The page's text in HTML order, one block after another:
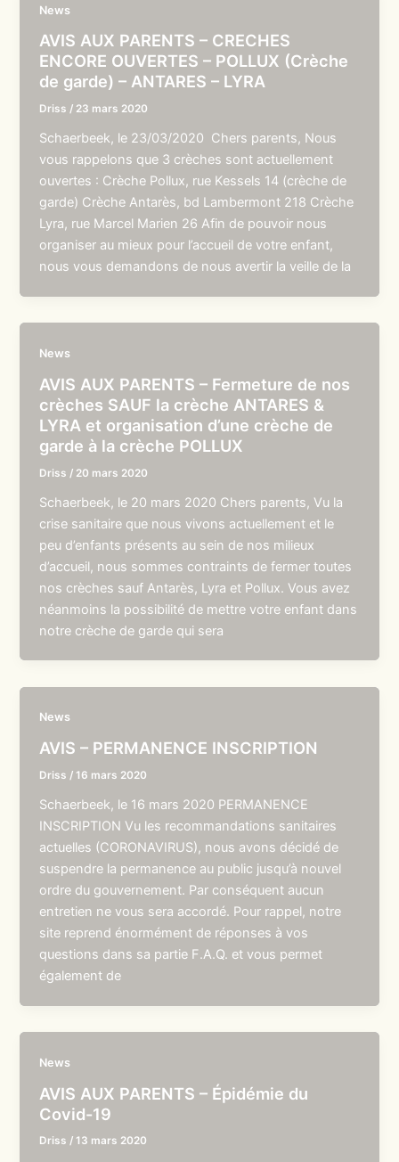
News
AVIS AUX PARENTS – CRECHES
ENCORE OUVERTES – POLLUX (Crèche
de garde) – ANTARES – LYRA
Driss / 23 mars 2020
Schaerbeek, le 23/03/2020 Chers parents, Nous
vous rappelons que 3 crèches sont actuellement
ouvertes : Crèche Pollux, rue Kessels 14 (crèche de
garde) Crèche Antarès, bd Lambermont 218 Crèche
Lyra, rue Marcel Marien 26 Afin de pouvoir nous
organiser au mieux pour l’accueil de votre enfant,
nous vous demandons de nous avertir la veille de la
News
AVIS AUX PARENTS – Fermeture de nos
crèches SAUF la crèche ANTARES &
LYRA et organisation d’une crèche de
garde à la crèche POLLUX
Driss / 20 mars 2020
Schaerbeek, le 20 mars 2020 Chers parents, Vu la
crise sanitaire que nous vivons actuellement et le
peu d’enfants présents au sein de nos milieux
d’accueil, nous sommes contraints de fermer toutes
nos crèches sauf Antarès, Lyra et Pollux. Vous avez
néanmoins la possibilité de mettre votre enfant dans
notre crèche de garde qui sera
News
AVIS – PERMANENCE INSCRIPTION
Driss /16 mars 2020
Schaerbeek, le 16 mars 2020 PERMANENCE
INSCRIPTION Vu les recommandations sanitaires
actuelles (CORONAVIRUS), nous avons décidé de
suspendre la permanence au public jusqu’à nouvel
ordre du gouvernement. Par conséquent aucun
entretien ne vous sera accordé. Pour rappel, notre
site reprend énormément de réponses à vos
questions dans sa partie F.A.Q. et vous permet
également de
News
AVIS AUX PARENTS – Épidémie du
Covid-19
Driss /13 mars 2020